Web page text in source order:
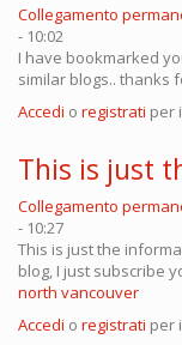
Collegamento
- 10:02
I have bookmarked
similar blogs.. thanks
Accedi o registrati per
This is just
Collegamento
- 10:27
This is just the
blog, I just subscribe
north vancouver
Accedi o registrati per